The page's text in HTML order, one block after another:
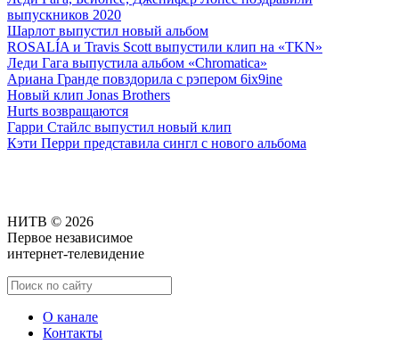
выпускников 2020
Шарлот выпустил новый альбом
ROSALÍA и Travis Scott выпустили клип на «TKN»
Леди Гага выпустила альбом «Chromatica»
Ариана Гранде повздорила с рэпером 6ix9ine
Новый клип Jonas Brothers
Hurts возвращаются
Гарри Стайлс выпустил новый клип
Кэти Перри представила сингл с нового альбома
НИТВ © 2026
Первое независимое
интернет-телевидение
О канале
Контакты